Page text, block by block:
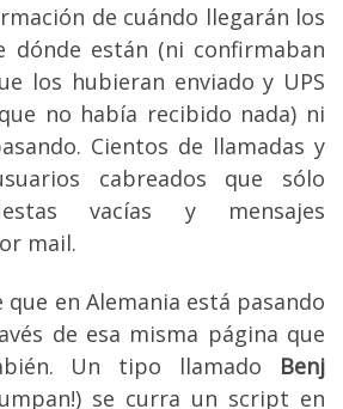
de cuándo llegarán los
dónde están (ni confirmaban
los hubieran enviado y UPS
no había recibido nada) ni
Cientos de llamadas y
cabreados que sólo
vacías y mensajes
mail.
en Alemania está pasando
de esa misma página que
Un tipo llamado Benj
se curra un script en